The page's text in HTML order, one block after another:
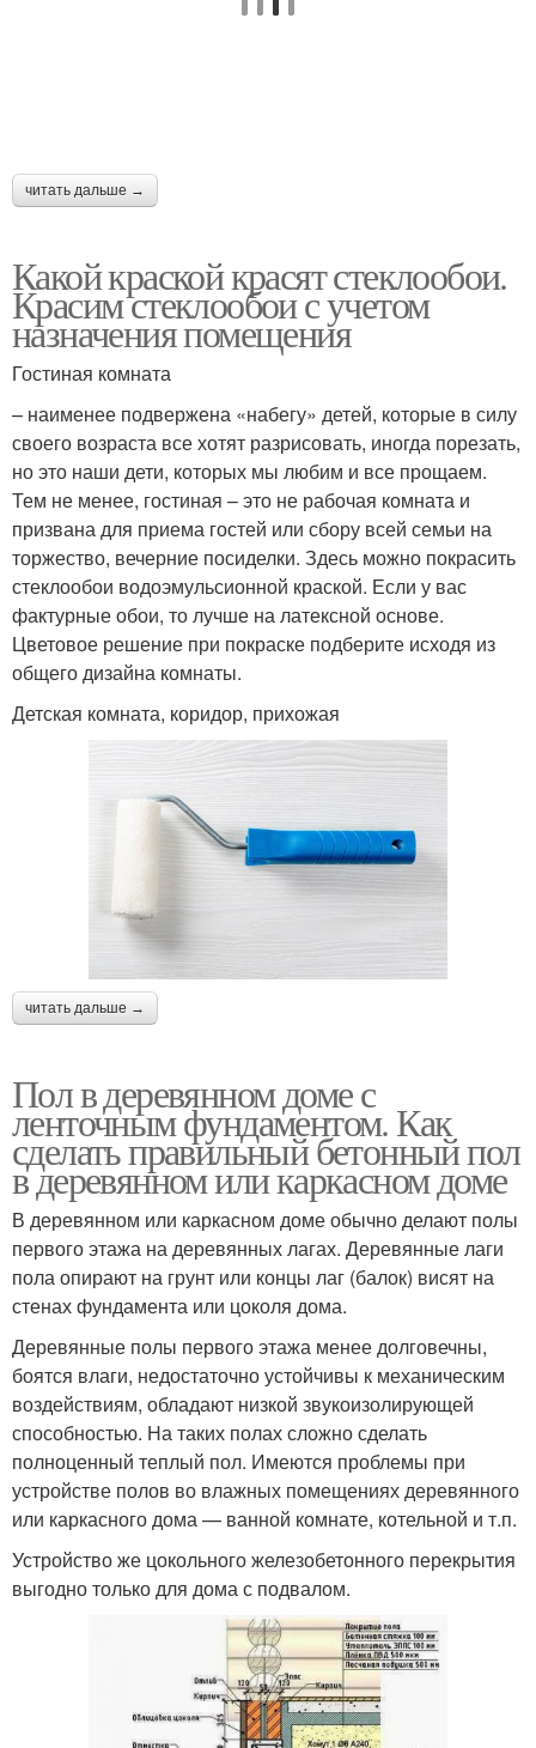
читать дальше →
Какой краской красят стеклообои.
Красим стеклообои с учетом
назначения помещения
Гостиная комната
– наименее подвержена «набегу» детей, которые в силу
своего возраста все хотят разрисовать, иногда порезать,
но это наши дети, которых мы любим и все прощаем.
Тем не менее, гостиная – это не рабочая комната и
призвана для приема гостей или сбору всей семьи на
торжество, вечерние посиделки. Здесь можно покрасить
стеклообои водоэмульсионной краской. Если у вас
фактурные обои, то лучше на латексной основе.
Цветовое решение при покраске подберите исходя из
общего дизайна комнаты.
Детская комната, коридор, прихожая
читать дальше →
Пол в деревянном доме с
ленточным фундаментом. Как
сделать правильный бетонный пол
в деревянном или каркасном доме
В деревянном или каркасном доме обычно делают полы
первого этажа на деревянных лагах. Деревянные лаги
пола опирают на грунт или концы лаг (балок) висят на
стенах фундамента или цоколя дома.
Деревянные полы первого этажа менее долговечны,
боятся влаги, недостаточно устойчивы к механическим
воздействиям, обладают низкой звукоизолирующей
способностью. На таких полах сложно сделать
полноценный теплый пол. Имеются проблемы при
устройстве полов во влажных помещениях деревянного
или каркасного дома — ванной комнате, котельной и т.п.
Устройство же цокольного железобетонного перекрытия
выгодно только для дома с подвалом.